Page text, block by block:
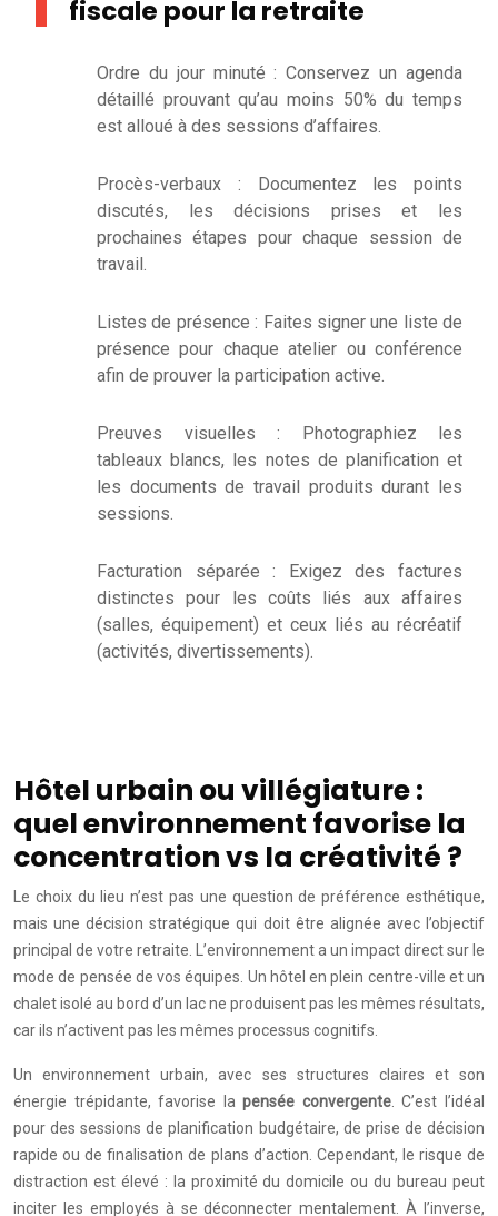
fiscale pour la retraite
Ordre du jour minuté : Conservez un agenda
détaillé prouvant qu’au moins 50% du temps
est alloué à des sessions d’affaires.
Procès-verbaux : Documentez les points
discutés, les décisions prises et les
prochaines étapes pour chaque session de
travail.
Listes de présence : Faites signer une liste de
présence pour chaque atelier ou conférence
afin de prouver la participation active.
Preuves visuelles : Photographiez les
tableaux blancs, les notes de planification et
les documents de travail produits durant les
sessions.
Facturation séparée : Exigez des factures
distinctes pour les coûts liés aux affaires
(salles, équipement) et ceux liés au récréatif
(activités, divertissements).
Hôtel urbain ou villégiature :
quel environnement favorise la
concentration vs la créativité ?
Le choix du lieu n’est pas une question de préférence esthétique,
mais une décision stratégique qui doit être alignée avec l’objectif
principal de votre retraite. L’environnement a un impact direct sur le
mode de pensée de vos équipes. Un hôtel en plein centre-ville et un
chalet isolé au bord d’un lac ne produisent pas les mêmes résultats,
car ils n’activent pas les mêmes processus cognitifs.
Un environnement urbain, avec ses structures claires et son
énergie trépidante, favorise lapensée convergente. C’est l’idéal
pour des sessions de planification budgétaire, de prise de décision
rapide ou de finalisation de plans d’action. Cependant, le risque de
distraction est élevé : la proximité du domicile ou du bureau peut
inciter les employés à se déconnecter mentalement. À l’inverse,